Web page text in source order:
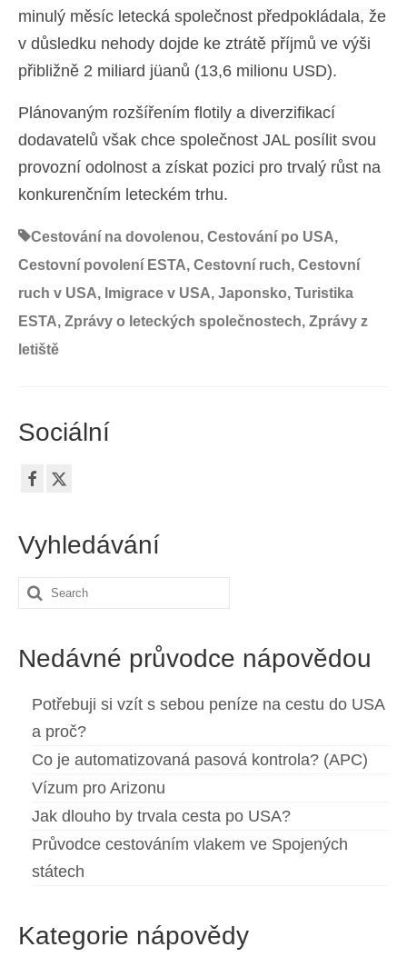
minulý měsíc letecká společnost předpokládala, že
v důsledku nehody dojde ke ztrátě příjmů ve výši
přibližně 2 miliard jüanů (13,6 milionu USD).
Plánovaným rozšířením flotily a diverzifikací
dodavatelů však chce společnost JAL posílit svou
provozní odolnost a získat pozici pro trvalý růst na
konkurenčním leteckém trhu.
Cestování na dovolenou, Cestování po USA,
Cestovní povolení ESTA, Cestovní ruch, Cestovní
ruch v USA, Imigrace v USA, Japonsko, Turistika
ESTA, Zprávy o leteckých společnostech, Zprávy z
letiště
Sociální
Vyhledávání
Search
Nedávné průvodce nápovědou
Potřebuji si vzít s sebou peníze na cestu do USA
a proč?
Co je automatizovaná pasová kontrola? (APC)
Vízum pro Arizonu
Jak dlouho by trvala cesta po USA?
Průvodce cestováním vlakem ve Spojených
státech
Kategorie nápovědy